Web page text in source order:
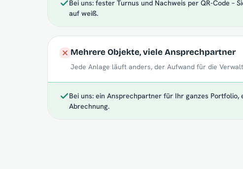
Bei uns: fester Turnus und Nachweis per QR-Code –
auf weiß.
Mehrere Objekte, viele Ansprechpartner
Jede Anlage läuft anders, der Aufwand für die
Bei uns: ein Ansprechpartner für Ihr ganzes Portfolio,
Abrechnung.